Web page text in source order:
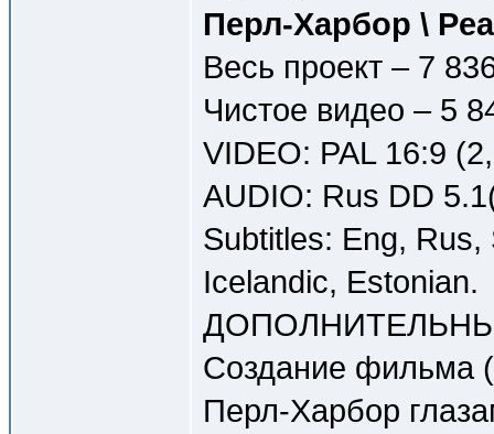
Перл-Харбор \
Весь проект – 7
Чистое видео – 5
VIDEO: PAL 16:9
AUDIO: Rus DD
Subtitles: Eng,
Icelandic, Estonian.
Создание фильма
Перл-Харбор